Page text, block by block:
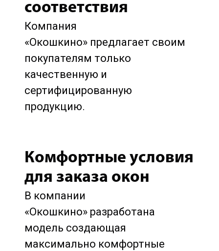
соответствия
Компания
«Окошкино» предлагает своим
покупателям только
качественную и
сертифицированную
продукцию.
Комфортные условия
для заказа окон
В компании
«Окошкино» разработана
модель создающая
максимально комфортные